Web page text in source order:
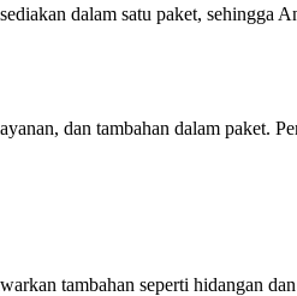
dalam satu paket, sehingga
dan tambahan dalam paket.
tambahan seperti hidangan